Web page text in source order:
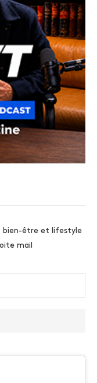
bien-être et lifestyle
mail